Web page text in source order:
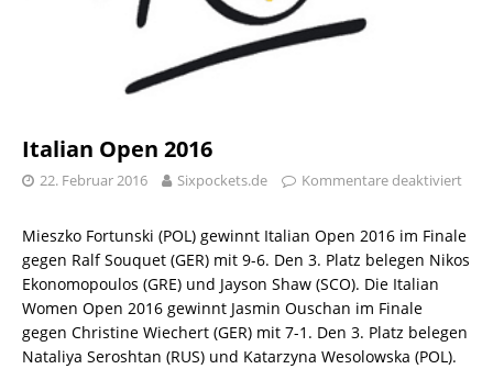
Italian Open 2016
22. Februar 2016 Sixpockets.de Kommentare deaktiviert
Mieszko Fortunski (POL) gewinnt Italian Open 2016 im Finale
gegen Ralf Souquet (GER) mit 9-6. Den 3. Platz belegen Nikos
Ekonomopoulos (GRE) und Jayson Shaw (SCO). Die Italian
Women Open 2016 gewinnt Jasmin Ouschan im Finale
gegen Christine Wiechert (GER) mit 7-1. Den 3. Platz belegen
Nataliya Seroshtan (RUS) und Katarzyna Wesolowska (POL).